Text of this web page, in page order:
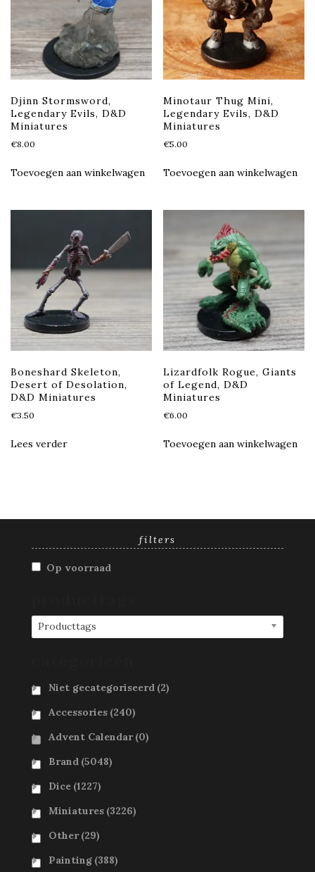
Djinn Stormsword,
Legendary Evils, D&D
Miniatures
€8.00
Toevoegen aan winkelwagen
Minotaur Thug Mini,
Legendary Evils, D&D
Miniatures
€5.00
Toevoegen aan winkelwagen
Boneshard Skeleton,
Desert of Desolation,
D&D Miniatures
€3.50
Lees verder
Lizardfolk Rogue, Giants
of Legend, D&D
Miniatures
€6.00
Toevoegen aan winkelwagen
filters
Op voorraad
Producttags
Niet gecategoriseerd (2)
Accessories (240)
Advent Calendar (0)
Brand (5048)
Dice (1227)
Miniatures (3226)
Other (29)
Painting (388)